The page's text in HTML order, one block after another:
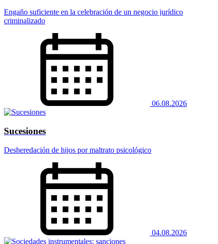
Engaño suficiente en la celebración de un negocio jurídico
criminalizado
06.08.2026
Sucesiones
Desheredación de hijos por maltrato psicológico
04.08.2026